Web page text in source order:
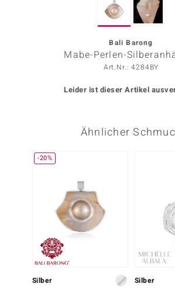
Bali Barong
Mabe-Perlen-
Art.Nr.: 4284BY
Leider ist dieser Artikel
Ähnlicher
-20%
Silber Silber